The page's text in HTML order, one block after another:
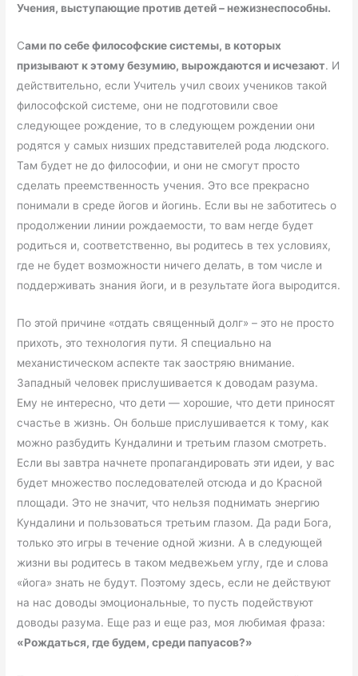
Учения, выступающие против детей – нежизнеспособны.
Сами по себе философские системы, в которых
призывают к этому безумию, вырождаются и исчезают. И
действительно, если Учитель учил своих учеников такой
философской системе, они не подготовили свое
следующее рождение, то в следующем рождении они
родятся у самых низших представителей рода людского.
Там будет не до философии, и они не смогут просто
сделать преемственность учения. Это все прекрасно
понимали в среде йогов и йогинь. Если вы не заботитесь о
продолжении линии рождаемости, то вам негде будет
родиться и, соответственно, вы родитесь в тех условиях,
где не будет возможности ничего делать, в том числе и
поддерживать знания йоги, и в результате йога выродится.
По этой причине «отдать священный долг» – это не просто
прихоть, это технология пути. Я специально на
механистическом аспекте так заостряю внимание.
Западный человек прислушивается к доводам разума.
Ему не интересно, что дети — хорошие, что дети приносят
счастье в жизнь. Он больше прислушивается к тому, как
можно разбудить Кундалини и третьим глазом смотреть.
Если вы завтра начнете пропагандировать эти идеи, у вас
будет множество последователей отсюда и до Красной
площади. Это не значит, что нельзя поднимать энергию
Кундалини и пользоваться третьим глазом. Да ради Бога,
только это игры в течение одной жизни. А в следующей
жизни вы родитесь в таком медвежьем углу, где и слова
«йога» знать не будут. Поэтому здесь, если не действуют
на нас доводы эмоциональные, то пусть подействуют
доводы разума. Еще раз и еще раз, моя любимая фраза:
«Рождаться, где будем, среди папуасов?»